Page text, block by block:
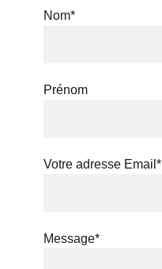
Nom*
Prénom
Votre adresse Email*
Message*